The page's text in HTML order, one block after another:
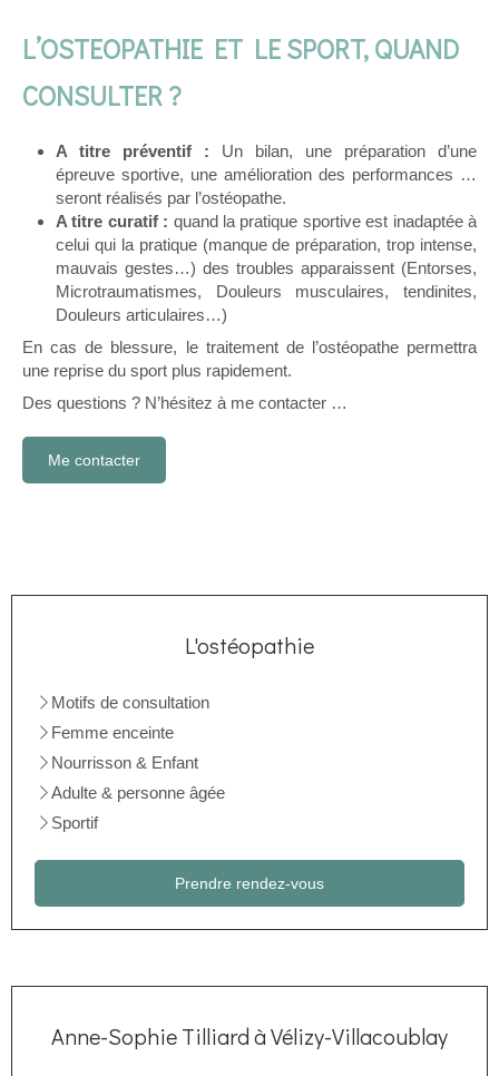
L’OSTEOPATHIE ET LE SPORT, QUAND
CONSULTER ?
A titre préventif : Un bilan, une préparation d’une
épreuve sportive, une amélioration des performances …
seront réalisés par l’ostéopathe.
A titre curatif : quand la pratique sportive est inadaptée à
celui qui la pratique (manque de préparation, trop intense,
mauvais gestes…) des troubles apparaissent (Entorses,
Microtraumatismes, Douleurs musculaires, tendinites,
Douleurs articulaires…)
En cas de blessure, le traitement de l’ostéopathe permettra
une reprise du sport plus rapidement.
Des questions ? N’hésitez à me contacter …
Me contacter
L'ostéopathie
Motifs de consultation
Femme enceinte
Nourrisson & Enfant
Adulte & personne âgée
Sportif
Prendre rendez-vous
Anne-Sophie Tilliard à Vélizy-Villacoublay